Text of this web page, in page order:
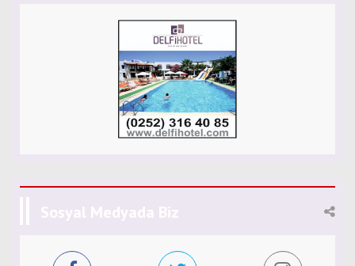
Sosyal Medyada Biz